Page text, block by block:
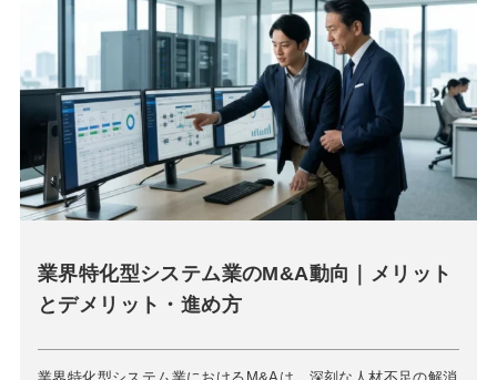
業界特化型システム業のM&A動向｜メリット
とデメリット・進め方